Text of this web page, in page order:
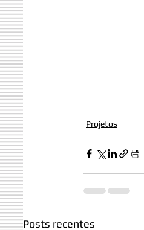
Projetos
Posts recentes